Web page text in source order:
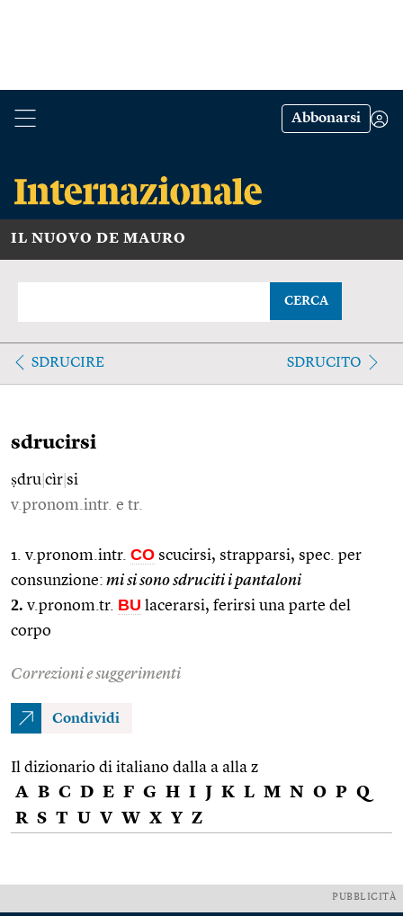
Abbonarsi
IL NUOVO DE MAURO
CERCA
SDRUCIRE SDRUCITO
sdrucirsi
ṣdru cìr si
v.pronom.intr. e tr.
1. v.pronom.intr. CO scucirsi, strapparsi, spec. per
consunzione: mi si sono sdruciti i pantaloni
2. v.pronom.tr. BU lacerarsi, ferirsi una parte del
corpo
Correzioni e suggerimenti
Condividi
Il dizionario di italiano dalla a alla z
A B C D E F G H I J K L M N O P Q
R S T U V W X Y Z
PUBBLICITÀ